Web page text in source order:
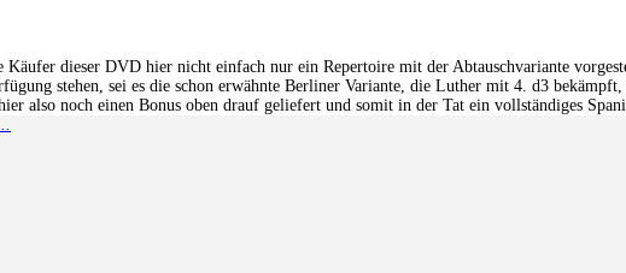
dieser DVD hier nicht einfach nur ein Repertoire mit der Abtauschvariante
stehen, sei es die schon erwähnte Berliner Variante, die Luther mit 4. d3
also noch einen Bonus oben drauf geliefert und somit in der Tat ein vollständiges